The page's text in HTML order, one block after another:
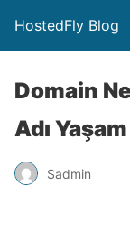
HostedFly Blog
Domain
Adı
Sadmin